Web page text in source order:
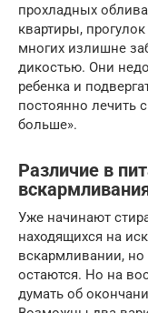
прохладных
квартиры,
многих излишне
дикостью. Они
ребенка и
постоянно лечить
больше».
Различие в
Уже начинают
находящихся на
вскармливании, но
остаются. Но на
думать об